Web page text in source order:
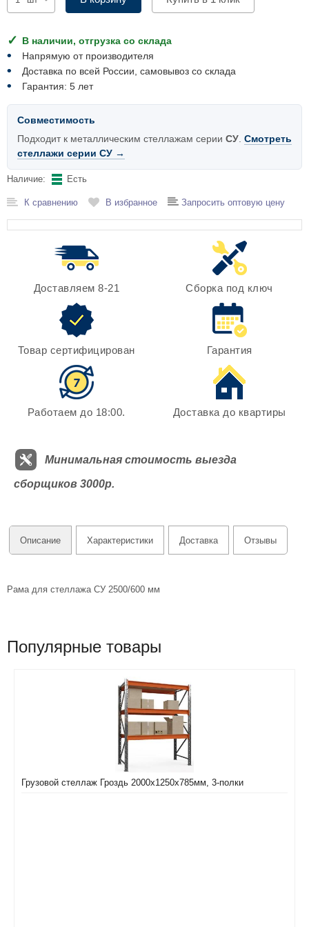
В наличии, отгрузка со склада
Напрямую от производителя
Доставка по всей России, самовывоз со склада
Гарантия: 5 лет
Совместимость
Подходит к металлическим стеллажам серии СУ Смотреть
стеллажи серии СУ →
Наличие: Есть
К сравнению В избранное Запросить оптовую цену
Доставляем 8-21 Сборка под ключ
Товар сертифицирован Гарантия
Работаем до 18:00. Доставка до квартиры
Минимальная стоимость выезда
сборщиков 3000р.
Описание Характеристики Доставка Отзывы
Рама для стеллажа СУ 2500/600 мм
Популярные товары
Грузовой стеллаж Гроздь 2000х1250х785мм, 3-полки
Комплектующие для шкафов